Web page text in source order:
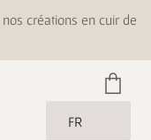
créations en cuir de
FR